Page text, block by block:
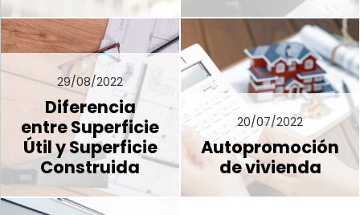
29/08/2022
Diferencia
entre Superficie
Útil y Superficie
Construida
20/07/2022
Autopromoción
de vivienda